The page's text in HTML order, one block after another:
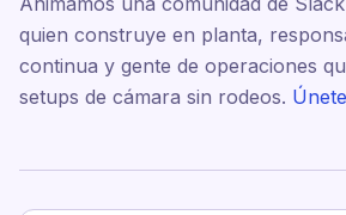
quien construye en planta,
continua y gente de operaciones
setups de cámara sin rodeos.